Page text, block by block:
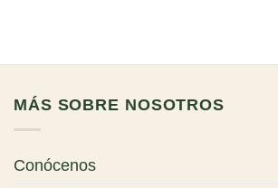
MÁS SOBRE NOSOTROS
Conócenos